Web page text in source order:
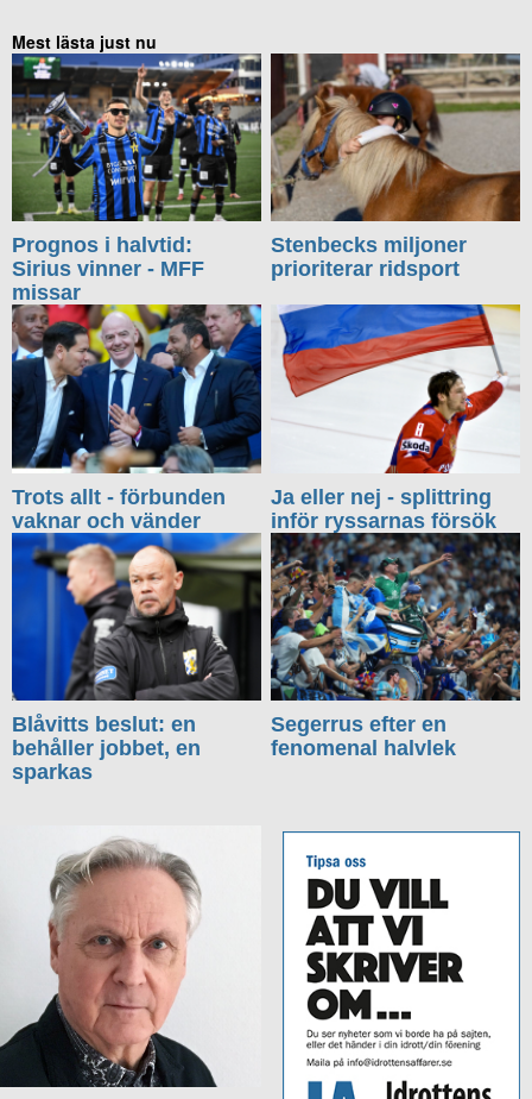
Mest lästa just nu
Prognos i halvtid:
Sirius vinner - MFF
missar
Stenbecks miljoner
prioriterar ridsport
Trots allt - förbunden
vaknar och vänder
Ja eller nej - splittring
inför ryssarnas försök
Blåvitts beslut: en
behåller jobbet, en
sparkas
Segerrus efter en
fenomenal halvlek